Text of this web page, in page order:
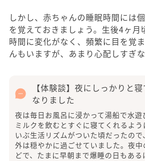
しかし、赤ちゃんの睡眠時間には
を覚えておきましょう。生後4ヶ月
時間に変化がなく、頻繁に目を覚
んもいますが、あまり心配しすぎ
【体験談】夜にしっかりと
なりました
夜は毎日お風呂に浸かって湯船で水遊
ミルクを飲むとすぐに寝てくれるよ
いぶ生活リズムがついた頃だったの
外は穏やかに過ごせていました。夜
どで、たまに早朝まで爆睡の日もある